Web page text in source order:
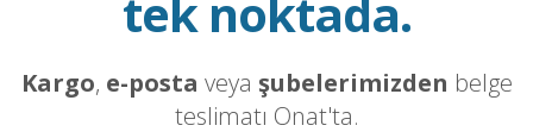
tek noktada.
Kargo, e-posta veya şubelerimizden belge
teslimatı Onat'ta.